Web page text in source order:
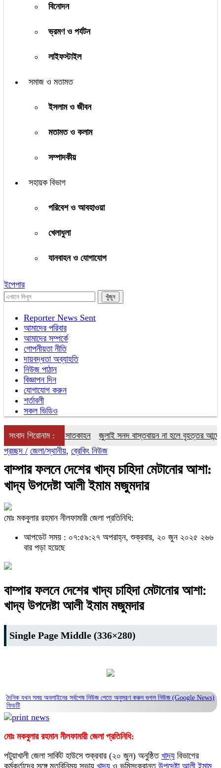
বিনোদন
ভ্রমণ ও পর্যটন
লাইফস্টাইল
সমাজ ও মতামত
ইসলাম ও জীবন
মতামত ও কলাম
সম্পাদকীয়
সহায়ক বিভাগ
পরিবেশ ও আবহাওয়া
খেলাধুলা
যানবাহন ও যোগাযোগ
ইপেপার
Reporter News Sent
আমাদের পরিবার
আমাদের সম্পর্কে
গোপনীয়তা নীতি
দায়বদ্ধতা অব্যাহতি
নিউজ পাঠান
বিজ্ঞাপন দিন
যোগাযোগ করুন
শর্তাবলী
সকল ভিডিও
সংবাদ শিরোনাম :
চ্যালেঞ্জের সাতকাহন
জুলাই সনদ বাস্তবায়ন না হলে বৃহত্তর আন্দোলনের
প্রচ্ছদ / জেলা/স্থানীয়, ব্রেকিং নিউজ
বাম্পার ফলনে দেশের খাদ্য চাহিদা মেটানোর আশা:
খাদ্য উপদেষ্টা আলী ইমাম মজুমদার
মোঃ মকবুলার রহমান নীলফামারী জেলা প্রতিনিধি:
আপডেট সময় : ০৭:৫৯:২৭ অপরাহ্ন, শুক্রবার, ২০ জুন ২০২৫ ২৬৬
বার পড়া হয়েছে
বাম্পার ফলনে দেশের খাদ্য চাহিদা মেটানোর আশা:
খাদ্য উপদেষ্টা আলী ইমাম মজুমদার
Single Page Middle (336×280)
দৈনিক যখন সময় অনলাইনের সর্বশেষ নিউজ পেতে অনুসরণ করুন গুগল নিউজ (Google News)
ফিডটি
মোঃ মকবুলার রহমান নীলফামারী জেলা প্রতিনিধি:
পটুয়াখালী জেলা সার্কিট হাউসে শুক্রবার (২০ জুন) অনুষ্ঠিত খাদ্য বিভাগের
কর্মকর্তাদের সঙ্গে মতবিনিময় সভায় খাদ্য ও ভূমিসংক্রান্ত উপদেষ্টা আলী ইমাম